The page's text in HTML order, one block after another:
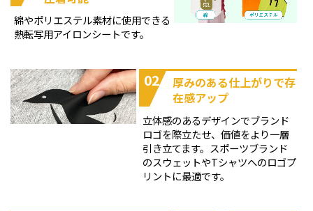
綿やポリエステル素材に使用できる
熱転写用アイロンシートです。
02
厚みのある仕上がりで存
在感アップ
立体感のあるデザインでブランド
ロゴを際立たせ、価値をより一層
引き立てます。スポーツブランド
のスウェットやTシャツへのロゴプ
リントに最適です。